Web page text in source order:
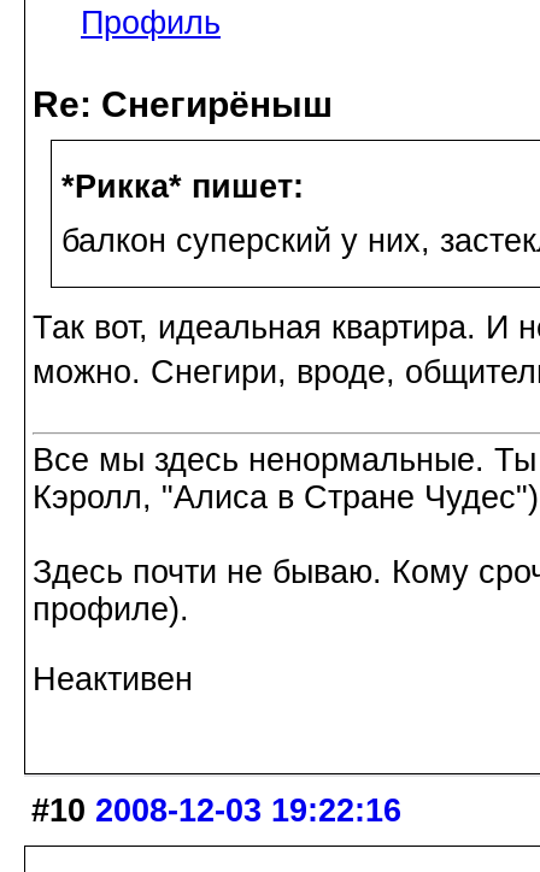
Профиль
Re: Снегирёныш
*Рикка* пишет:
балкон суперский у них,
Так вот, идеальная квартира. И
можно. Снегири, вроде,
Все мы здесь ненормальные.
Кэролл, "Алиса в Стране Чудес")
Здесь почти не бываю. Кому
профиле).
Неактивен
#10 2008-12-03 19:22:16